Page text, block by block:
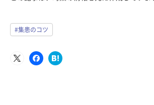
#集患のコツ